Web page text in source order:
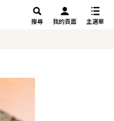
搜尋 我的頁面 主選單